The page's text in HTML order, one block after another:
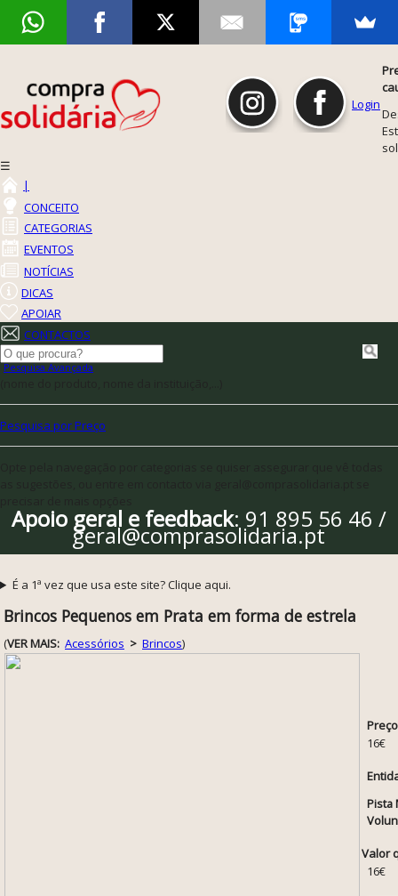
Login
☰
|
CONCEITO
CATEGORIAS
EVENTOS
NOTÍCIAS
DICAS
APOIAR
CONTACTOS
Pesquisa Avançada
Pesquisa por Preço
Apoio geral e feedback: 91 895 56 46 /
geral@comprasolidaria.pt
É a 1ª vez que usa este site? Clique aqui.
Brincos Pequenos em Prata em forma de estrela
(VER MAIS: Acessórios > Brincos)
16€
Pista
Valor
16€